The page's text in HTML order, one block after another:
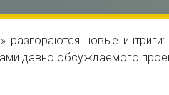
разгораются новые
давно обсуждаемого